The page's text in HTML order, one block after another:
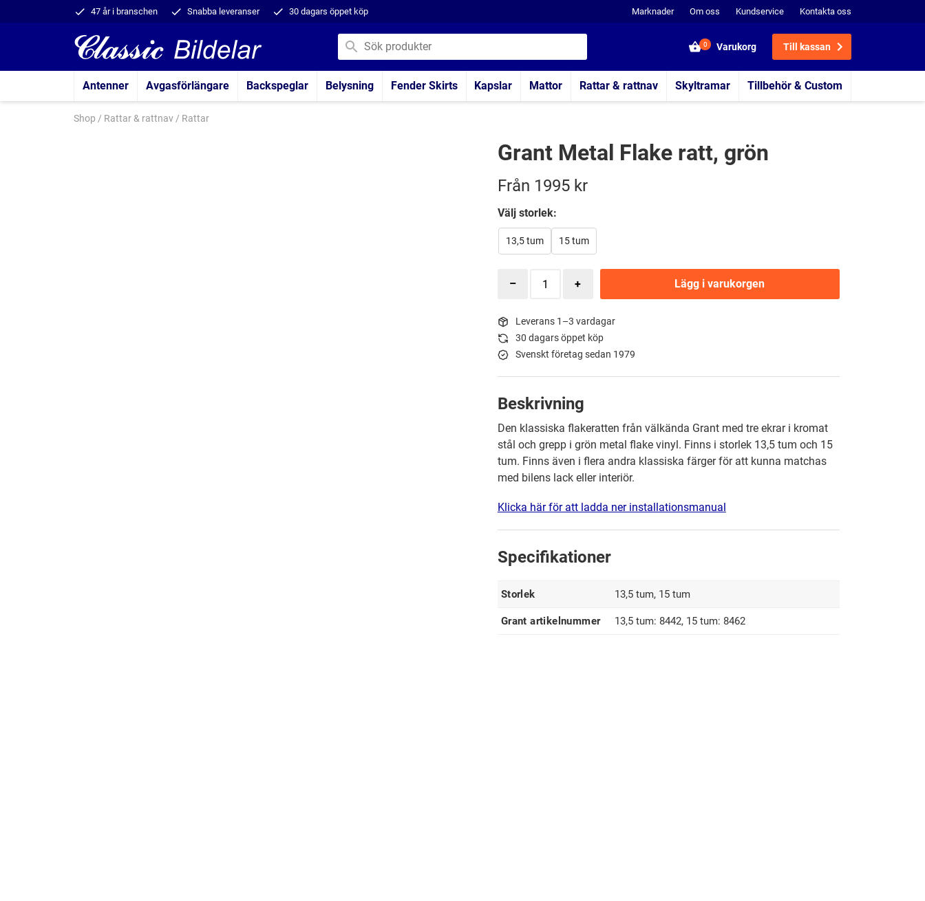
47 år i branschen Snabba leveranser 30 dagars öppet köp Marknader Om oss Kundservice Kontakta oss
Varukorg
0 Till kassan
Antenner Avgasförlängare Backspeglar Belysning Fender Skirts Kapslar Mattor Rattar & rattnav Skyltramar Tillbehör & Custom
Shop / Rattar & rattnav/ Rattar
Grant Metal Flake ratt, grön
Från 1995 kr
Välj storlek:
13,5 tum 15 tum
Lägg i varukorgen
Leverans 1–3 vardagar
30 dagars öppet köp
Svenskt företag sedan 1979
Beskrivning
Den klassiska flakeratten från välkända Grant med tre ekrar i kromat
stål och grepp i grön metal flake vinyl. Finns i storlek 13,5 tum och 15
tum. Finns även i flera andra klassiska färger för att kunna matchas
med bilens lack eller interiör.
Klicka här för att ladda ner installationsmanual
Specifikationer
Storlek 13,5 tum, 15 tum
Grant artikelnummer 13,5 tum: 8442, 15 tum: 8462